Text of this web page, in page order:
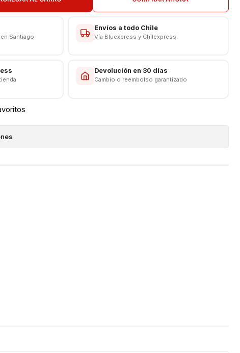
EN TIENDA
Santiago
Envíos a todo Chile
Vía Bluexpress y Chilexpress
Devolución en 30 días
Cambio o reembolso garantizado